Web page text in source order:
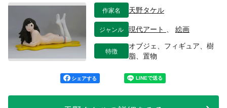
作家名 天野タケル
ジャンル 現代アート 絵画
特徴
オブジェ、フィギュア、樹
脂、置物
シェアする